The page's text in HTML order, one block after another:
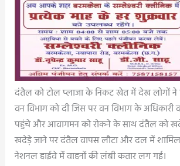
दंतैल को टोल प्लाजा के निकट खेत में देख लोगों
वन विभाग को दी जिस पर वन विभाग के अधिकारी
पहुंचे और आवागमन को रोकने के साथ दंतैल को
खदेड़े जाने पर दंतैल वापस लौटा और दल में शामिल
नेशनल हाईवे में वाहनों की लंबी कतार लग गई।